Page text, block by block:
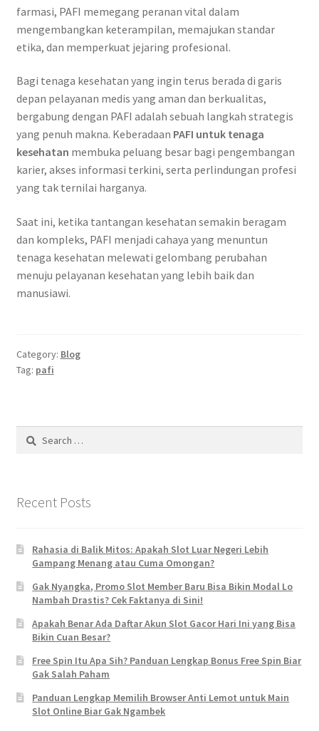
farmasi, PAFI memegang peranan vital dalam
mengembangkan keterampilan, memajukan standar
etika, dan memperkuat jejaring profesional.
Bagi tenaga kesehatan yang ingin terus berada di garis
depan pelayanan medis yang aman dan berkualitas,
bergabung dengan PAFI adalah sebuah langkah strategis
yang penuh makna. Keberadaan PAFI untuk tenaga
kesehatan membuka peluang besar bagi pengembangan
karier, akses informasi terkini, serta perlindungan profesi
yang tak ternilai harganya.
Saat ini, ketika tantangan kesehatan semakin beragam
dan kompleks, PAFI menjadi cahaya yang menuntun
tenaga kesehatan melewati gelombang perubahan
menuju pelayanan kesehatan yang lebih baik dan
manusiawi.
Category: Blog
Tag: pafi
Search
Recent Posts
Rahasia di Balik Mitos: Apakah Slot Luar Negeri Lebih
Gampang Menang atau Cuma Omongan?
Gak Nyangka, Promo Slot Member Baru Bisa Bikin Modal Lo
Nambah Drastis? Cek Faktanya di Sini!
Apakah Benar Ada Daftar Akun Slot Gacor Hari Ini yang Bisa
Bikin Cuan Besar?
Free Spin Itu Apa Sih? Panduan Lengkap Bonus Free Spin Biar
Gak Salah Paham
Panduan Lengkap Memilih Browser Anti Lemot untuk Main
Slot Online Biar Gak Ngambek